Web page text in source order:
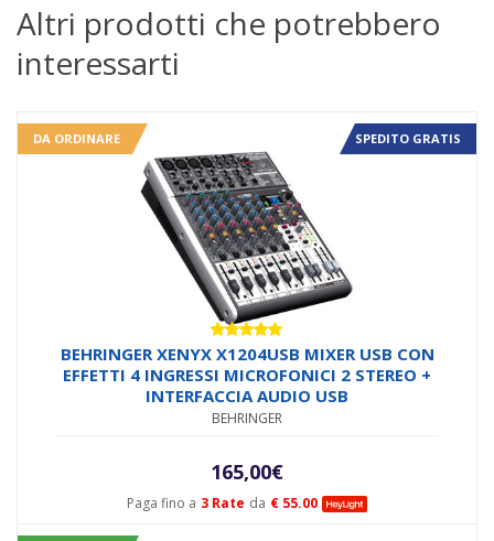
Altri prodotti che potrebbero
interessarti
DA ORDINARE SPEDITO GRATIS
Paga fino a 3 Rate da € 55.00
Valutato
5.00su 5
BEHRINGER XENYX X1204USB MIXER USB CON
EFFETTI 4 INGRESSI MICROFONICI 2 STEREO +
INTERFACCIA AUDIO USB
BEHRINGER
165,00€